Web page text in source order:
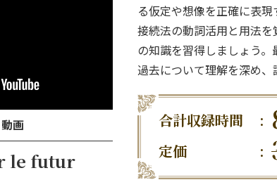
画
le futur
る仮定や想像を正確に表
接続法の動詞活用と用法
の知識を習得しましょう
過去について理解を深め、
合計収録時間 :
定価 :